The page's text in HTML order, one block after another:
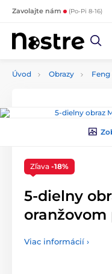
Zavolajte nám (Po-Pi 8-16)
Úvod Obrazy Feng
Zľava -18%
5-dielny
Viac informácií ›